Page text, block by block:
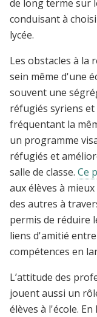
de long terme sur
conduisant à
lycée.
Les obstacles à la
sein même d'une
souvent une
réfugiés syriens
fréquentant la
un programme
réfugiés et
salle de classe. Ce
aux élèves à
des autres à
permis de réduire
liens d'amitié
compétences en
L’attitude des
jouent aussi un
élèves à l'école.